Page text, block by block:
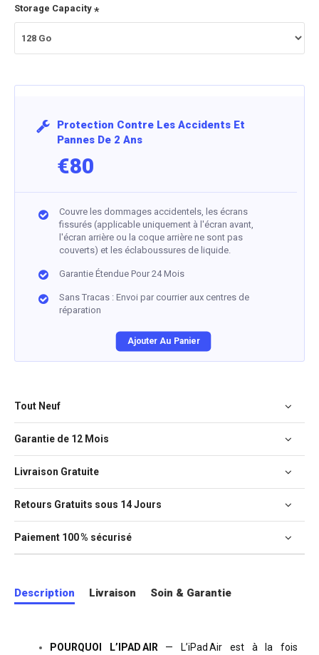
Storage Capacity
Protection Contre Les Accidents Et
Pannes De 2 Ans
€80
Couvre les dommages accidentels, les écrans
fissurés (applicable uniquement à l'écran avant,
l'écran arrière ou la coque arrière ne sont pas
couverts) et les éclaboussures de liquide.
Garantie Étendue Pour 24 Mois
Sans Tracas : Envoi par courrier aux centres de
réparation
Ajouter Au Panier
Tout Neuf
Garantie de 12 Mois
Livraison Gratuite
Retours Gratuits sous 14 Jours
Paiement 100 % sécurisé
Description Livraison Soin & Garantie
POURQUOI L’IPAD AIR — L’iPad Air est à la fois